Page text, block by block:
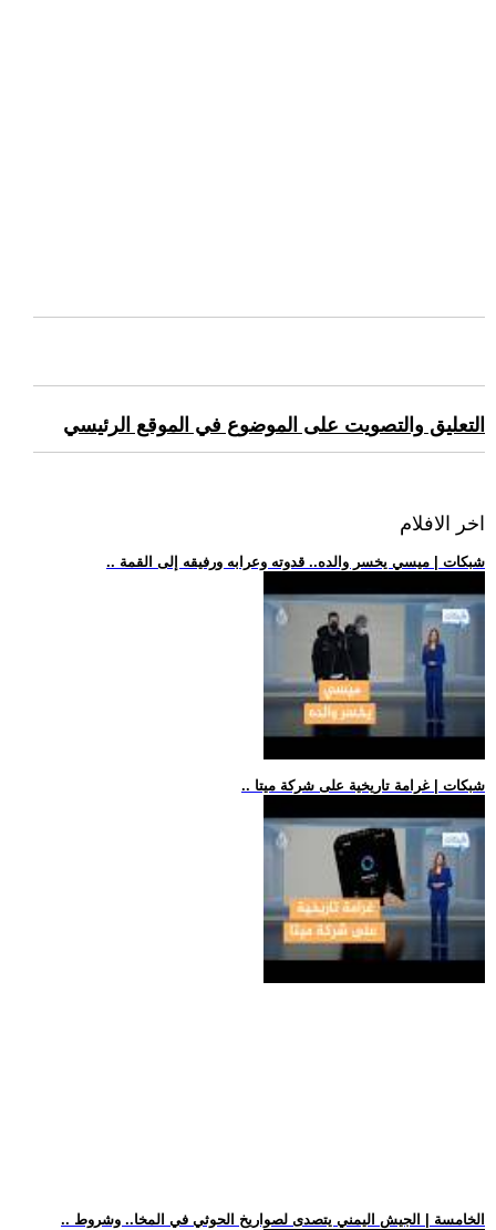
التعليق والتصويت على الموضوع في الموقع الرئيسي
اخر الافلام
.. شبكات | ميسي يخسر والده.. قدوته وعرابه ورفيقه إلى القمة
.. شبكات | غرامة تاريخية على شركة ميتا
.. الخامسة | الجيش اليمني يتصدى لصواريخ الحوثي في المخا.. وشروط